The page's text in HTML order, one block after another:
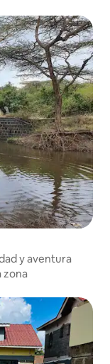
y aventura
zona